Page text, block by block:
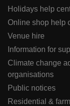
Holidays help
Online shop help
Venue hire
Information for
Climate change
organisations
Public notices
Residential &